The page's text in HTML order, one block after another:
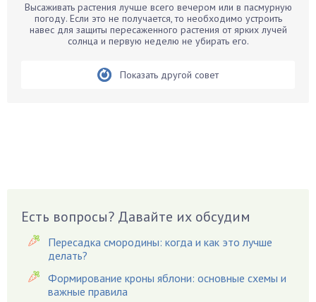
Бархатцы
Бегония
Вешенки
Виноград
Вредители
Гардения
Высаживать растения лучше всего вечером или в пасмурную
погоду. Если это не получается, то необходимо устроить
навес для защиты пересаженного растения от ярких лучей
солнца и первую неделю не убирать его.
Показать другой совет
Есть вопросы? Давайте их обсудим
Пересадка смородины: когда и как это лучше
делать?
Формирование кроны яблони: основные схемы и
важные правила